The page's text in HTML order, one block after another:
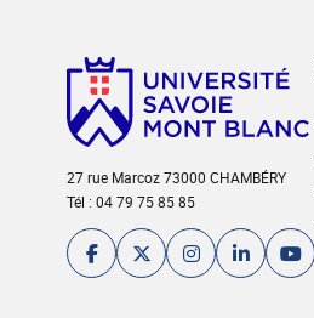
27 rue Marcoz 73000 CHAMBÉRY
Tél : 04 79 75 85 85